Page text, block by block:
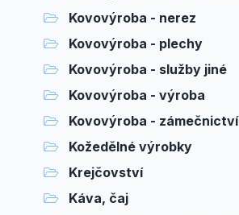
Kovovýroba - nerez
Kovovýroba - plechy
Kovovýroba - služby jiné
Kovovýroba - výroba
Kovovýroba - zámečnictví
Kožedělné výrobky
Krejčovství
Káva, čaj